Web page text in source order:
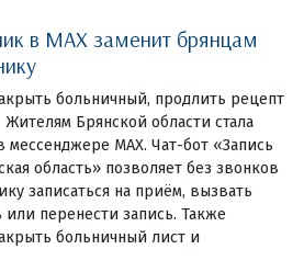
в MAX заменит брянцам
больничный, продлить рецепт
Брянской области стала
мессенджере MAX. Чат-бот «Запись
область» позволяет без звонков
записаться на приём, вызвать
или перенести запись. Также
больничный лист и